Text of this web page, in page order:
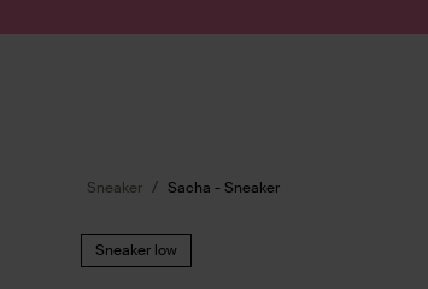
Sneaker Sacha - Sneaker
Sneaker low